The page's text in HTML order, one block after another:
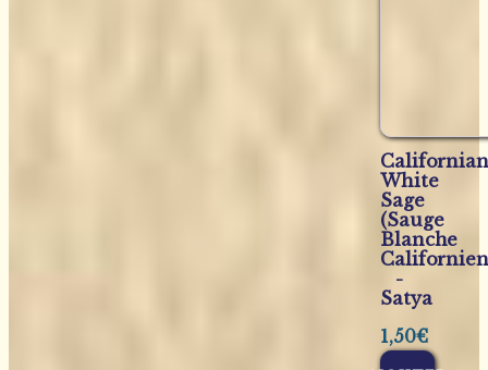
Californian
White
Sage
(Sauge
Blanche
-
Satya
1,50€